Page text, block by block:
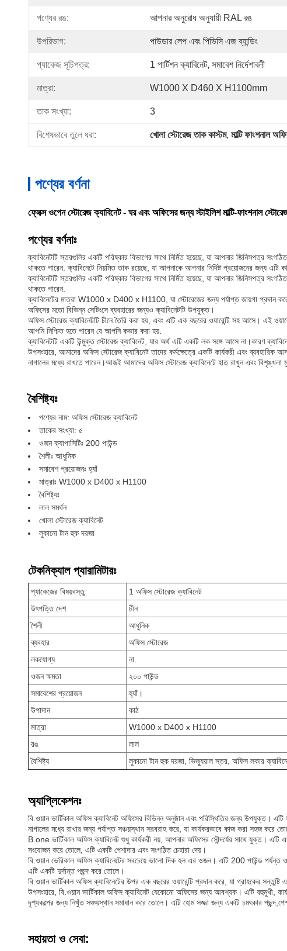
পণ্যের রঙ: আপনার অনুরোধ অনুযায়ী RAL রঙ
উপরিভাগ: পাউডার লেপ এবং পিভিসি এজ ব্যান্ডিং
প্যাকেজ সূচিপত্র: 1 পার্টিশন ক্যাবিনেট, সমাবেশ নির্দেশাবলী
মাত্রা: W1000 X D460 X H1100mm
তাক সংখ্যা: 3
বিশেষভাবে তুলে ধরা: খোলা স্টোরেজ তাক কাস্টম, মাল্টি ফাংশনাল
পণ্যের বর্ণনা
ফ্লেক্স ওপেন স্টোরেজ ক্যাবিনেট - ঘর এবং অফিসের জন্য স্টাইলিশ মাল্টি-ফাংশনাল
পণ্যের বর্ণনাঃ
ক্যাবিনেটটি স্তরগুলির একটি পরিষ্কার বিভাগের সাথে নির্মিত হয়েছে, যা আপনার জিনিসপত্র
থাকতে পারেন. ক্যাবিনেটে নিয়মিত তাক রয়েছে, যা আপনাকে আপনার নির্দিষ্ট প্রয়োজনের জন্য এটি
ক্যাবিনেটটি স্তরগুলির একটি পরিষ্কার বিভাগের সাথে নির্মিত হয়েছে, যা আপনার জিনিসপত্র
থাকতে পারেন.
ক্যাবিনেটের মাত্রা W1000 x D400 x H1100, যা স্টোরেজের জন্য পর্যাপ্ত জায়গা প্রদান
অফিসের মতো বিভিন্ন সেটিংসে ব্যবহারের জন্যও ক্যাবিনেটটি উপযুক্ত।
অফিস স্টোরেজ ক্যাবিনেটটি চীনে তৈরি করা হয়, এবং এটি এক বছরের ওয়ারেন্টি সহ আসে। এই
আপনি নিশ্চিত হতে পারেন যে আপনি কভার করা হয়.
ক্যাবিনেটটি একটি উন্মুক্ত স্টোরেজ ক্যাবিনেট, যার অর্থ এটি একটি লক সঙ্গে আসে না।কারণ
উপসংহারে, আমাদের অফিস স্টোরেজ ক্যাবিনেট তাদের কর্মক্ষেত্রে একটি কার্যকরী এবং
নাগালের মধ্যে রাখতে পারেন।আজই আমাদের অফিস স্টোরেজ ক্যাবিনেটে হাত রাখুন এবং
বৈশিষ্ট্যঃ
পণ্যের নাম: অফিস স্টোরেজ ক্যাবিনেট
তাকের সংখ্যা: ৫
ওজন ক্যাপাসিটিঃ 200 পাউন্ড
শৈলীঃ আধুনিক
সমাবেশ প্রয়োজনঃ হ্যাঁ
মাত্রাঃ W1000 x D400 x H1100
বৈশিষ্ট্যঃ
লাল সমর্থন
খোলা স্টোরেজ ক্যাবিনেট
লুকানো টান হুক দরজা
টেকনিক্যাল প্যারামিটারঃ
প্যাকেজের বিষয়বস্তু
1 অফিস স্টোরেজ ক্যাবিনেট
উৎপত্তি দেশ
চীন
শৈলী
আধুনিক
ব্যবহার
অফিস স্টোরেজ
লকযোগ্য
না.
ওজন ক্ষমতা
২০০ পাউন্ড
সমাবেশের প্রয়োজন
হ্যাঁ।
উপাদান
কাঠ
মাত্রা
W1000 x D400 x H1100
রঙ
লাল
বৈশিষ্ট্য
লুকানো টান হুক দরজা, ভিজ্যুয়াল স্তর, অফিস লকার
অ্যাপ্লিকেশনঃ
বি.ওয়ান ভার্টিকাল অফিস ক্যাবিনেট অফিসের বিভিন্ন অনুষ্ঠান এবং পরিস্থিতির জন্য উপযুক্ত।
নাগালের মধ্যে রাখার জন্য পর্যাপ্ত সঞ্চয়স্থান সরবরাহ করে, যা কার্যকরভাবে কাজ করা সহজ
B.one ভার্টিকাল অফিস ক্যাবিনেট শুধু কার্যকরী নয়, আপনার অফিসের সৌন্দর্যের সাথে যুক্ত।
সংযোজন করে তোলে, এটি একটি পেশাদার এবং সংগঠিত চেহারা দেয়।
বি.ওয়ান ভেরিকাল অফিস ক্যাবিনেটের সবচেয়ে ভালো দিক হল এর ওজন। এটি 200 পাউন্ড পর্যন্ত
এটি একটি দুর্দান্ত পছন্দ করে তোলে।
বি.ওয়ান ভার্টিকাল অফিস ক্যাবিনেটের উপর এক বছরের ওয়ারেন্টি প্রদান করে, যা গ্রাহকের
উপসংহারে, বি.ওয়ান ভার্টিকাল অফিস ক্যাবিনেট যেকোনো অফিসের জন্য আবশ্যক। এটি বহুমুখী,
দৃশ্যকল্পের জন্য নিখুঁত সঞ্চয়স্থান সমাধান করে তোলে। এটি হোম সজ্জা জন্য একটি চমৎকার
সহায়তা ও সেবা: